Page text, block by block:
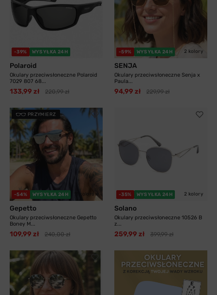
-39% WYSYŁKA 24H
Polaroid
Okulary przeciwsłoneczne Polaroid
7029 807 68...
133,99 zł 220,99 zł
-59% WYSYŁKA 24H 2 kolory
SENJA
Okulary przeciwsłoneczne Senja x
Paula...
94,99 zł 229,99 zł
PRZYMIERZ
-54% WYSYŁKA 24H 11 kolorów
Gepetto
Okulary przeciwsłoneczne Gepetto
Boney M...
109,99 zł 240,00 zł
-35% WYSYŁKA 24H 2 kolory
Solano
Okulary przeciwsłoneczne 10526 B
z...
259,99 zł 399,99 zł